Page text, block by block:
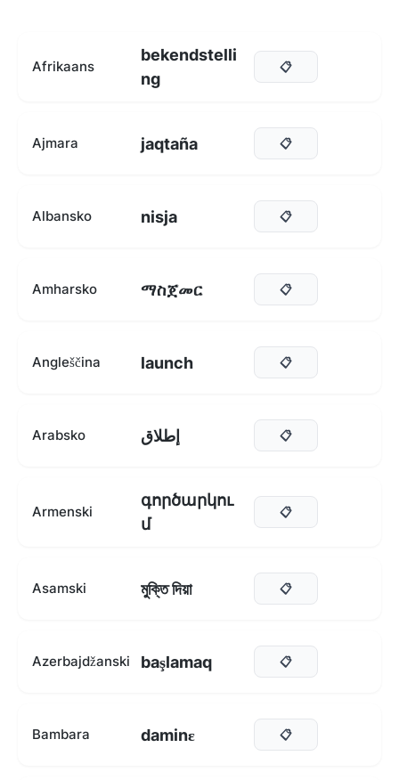
Afrikaans
bekendstelli
ng
📋
Ajmara jaqtaña 📋
Albansko nisja 📋
Amharsko ማስጀመር 📋
Angleščina launch 📋
Arabsko إطلاق 📋
Armenski
գործարկու
մ
📋
Asamski মুক্তি দিয়া 📋
Azerbajdžanski başlamaq 📋
Bambara daminɛ 📋